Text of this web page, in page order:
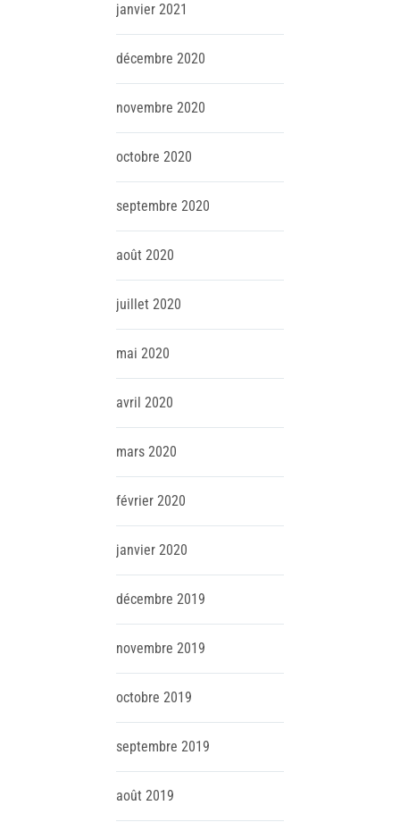
janvier 2021
décembre 2020
novembre 2020
octobre 2020
septembre 2020
août 2020
juillet 2020
mai 2020
avril 2020
mars 2020
février 2020
janvier 2020
décembre 2019
novembre 2019
octobre 2019
septembre 2019
août 2019